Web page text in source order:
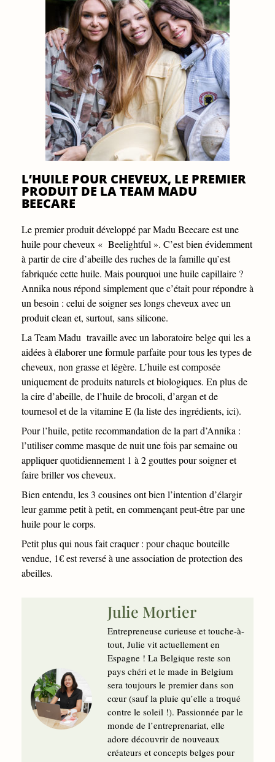
L’HUILE POUR CHEVEUX, LE PREMIER
PRODUIT DE LA TEAM MADU
BEECARE
Le premier produit développé par Madu Beecare est une
huile pour cheveux « Beelightful ». C’est bien évidemment
à partir de cire d’abeille des ruches de la famille qu’est
fabriquée cette huile. Mais pourquoi une huile capillaire ?
Annika nous répond simplement que c’était pour répondre à
un besoin : celui de soigner ses longs cheveux avec un
produit clean et, surtout, sans silicone.
La Team Madu travaille avec un laboratoire belge qui les a
aidées à élaborer une formule parfaite pour tous les types de
cheveux, non grasse et légère. L’huile est composée
uniquement de produits naturels et biologiques. En plus de
la cire d’abeille, de l’huile de brocoli, d’argan et de
tournesol et de la vitamine E (la liste des ingrédients, ici).
Pour l’huile, petite recommandation de la part d’Annika :
l’utiliser comme masque de nuit une fois par semaine ou
appliquer quotidiennement 1 à 2 gouttes pour soigner et
faire briller vos cheveux.
Bien entendu, les 3 cousines ont bien l’intention d’élargir
leur gamme petit à petit, en commençant peut-être par une
huile pour le corps.
Petit plus qui nous fait craquer : pour chaque bouteille
vendue, 1€ est reversé à une association de protection des
abeilles.
Julie Mortier
Entrepreneuse curieuse et touche-à-
tout, Julie vit actuellement en
Espagne ! La Belgique reste son
pays chéri et le made in Belgium
sera toujours le premier dans son
cœur (sauf la pluie qu’elle a troqué
contre le soleil !). Passionnée par le
monde de l’entreprenariat, elle
adore découvrir de nouveaux
créateurs et concepts belges pour